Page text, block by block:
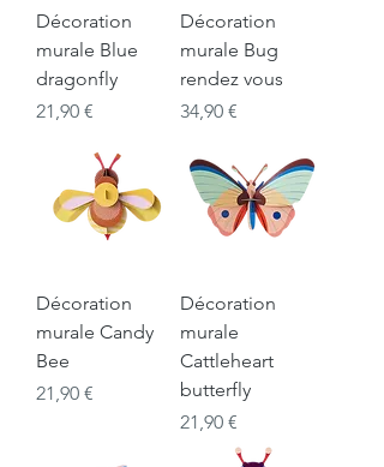
Décoration
murale Blue
dragonfly
Prix
21,90 €
Décoration
murale Bug
rendez vous
Prix
34,90 €
Décoration
murale Candy
Bee
Prix
21,90 €
Décoration
murale
Cattleheart
butterfly
Prix
21,90 €